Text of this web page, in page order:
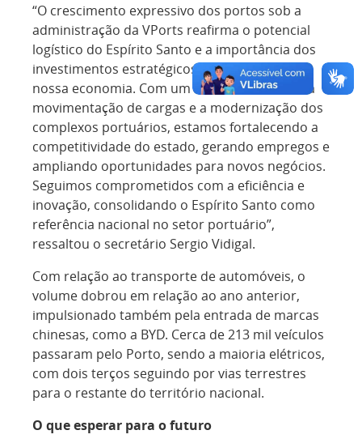
“O crescimento expressivo dos portos sob a
administração da VPorts reafirma o potencial
logístico do Espírito Santo e a importância dos
investimentos estratégicos para impulsionar
nossa economia. Com um aumento de 15% na
movimentação de cargas e a modernização dos
complexos portuários, estamos fortalecendo a
competitividade do estado, gerando empregos e
ampliando oportunidades para novos negócios.
Seguimos comprometidos com a eficiência e
inovação, consolidando o Espírito Santo como
referência nacional no setor portuário”,
ressaltou o secretário Sergio Vidigal.
Com relação ao transporte de automóveis, o
volume dobrou em relação ao ano anterior,
impulsionado também pela entrada de marcas
chinesas, como a BYD. Cerca de 213 mil veículos
passaram pelo Porto, sendo a maioria elétricos,
com dois terços seguindo por vias terrestres
para o restante do território nacional.
O que esperar para o futuro